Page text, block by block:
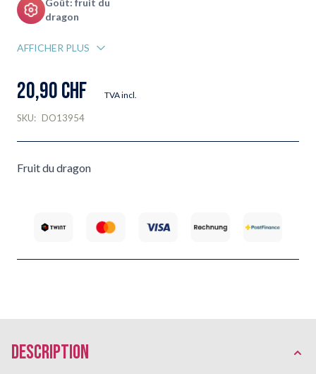
Goût: fruit du
dragon
AFFICHER PLUS
20,90 CHF TVA incl.
SKU: DO13954
Fruit du dragon
Description